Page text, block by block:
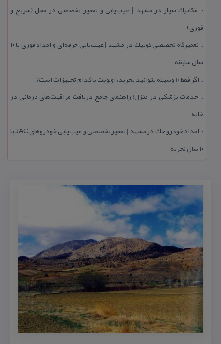
:: مكانیك سیار در مشهد | عیب‌یابی و تعمیر تخصصی در محل (سریع و
فوری)
::
تعمیرگاه تخصصی كوییك در مشهد | عیب‌یابی حرفه‌ای و امداد فوری با ۱۰
سال سابقه
:: اگر فقط 10 وسیله بتوانید بخرید، اولویت با كدام تجهیزات است؟
:: خدمات پزشكی در منزل؛ راهنمای جامع دریافت مراقبت‌های درمانی در
خانه
::
امداد خودرو جك در مشهد | تعمیر تخصصی و عیب‌یابی خودروهای JAC با
۱۰ سال تجربه